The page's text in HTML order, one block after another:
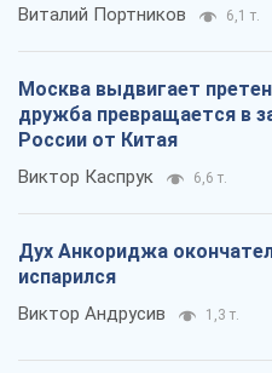
Виталий Портников 6,1 т.
Москва выдвигает
дружба превращается в
России от Китая
Виктор Каспрук 6,6 т.
Дух Анкориджа
испарился
Виктор Андрусив 1,3 т.